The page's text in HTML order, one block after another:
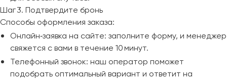
Шаг 3. Подтвердите бронь
Способы оформления заказа:
Онлайн‑заявка на сайте: заполните форму, и менеджер
свяжется с вами в течение 10 минут.
Телефонный звонок: наш оператор поможет
подобрать оптимальный вариант и ответит на